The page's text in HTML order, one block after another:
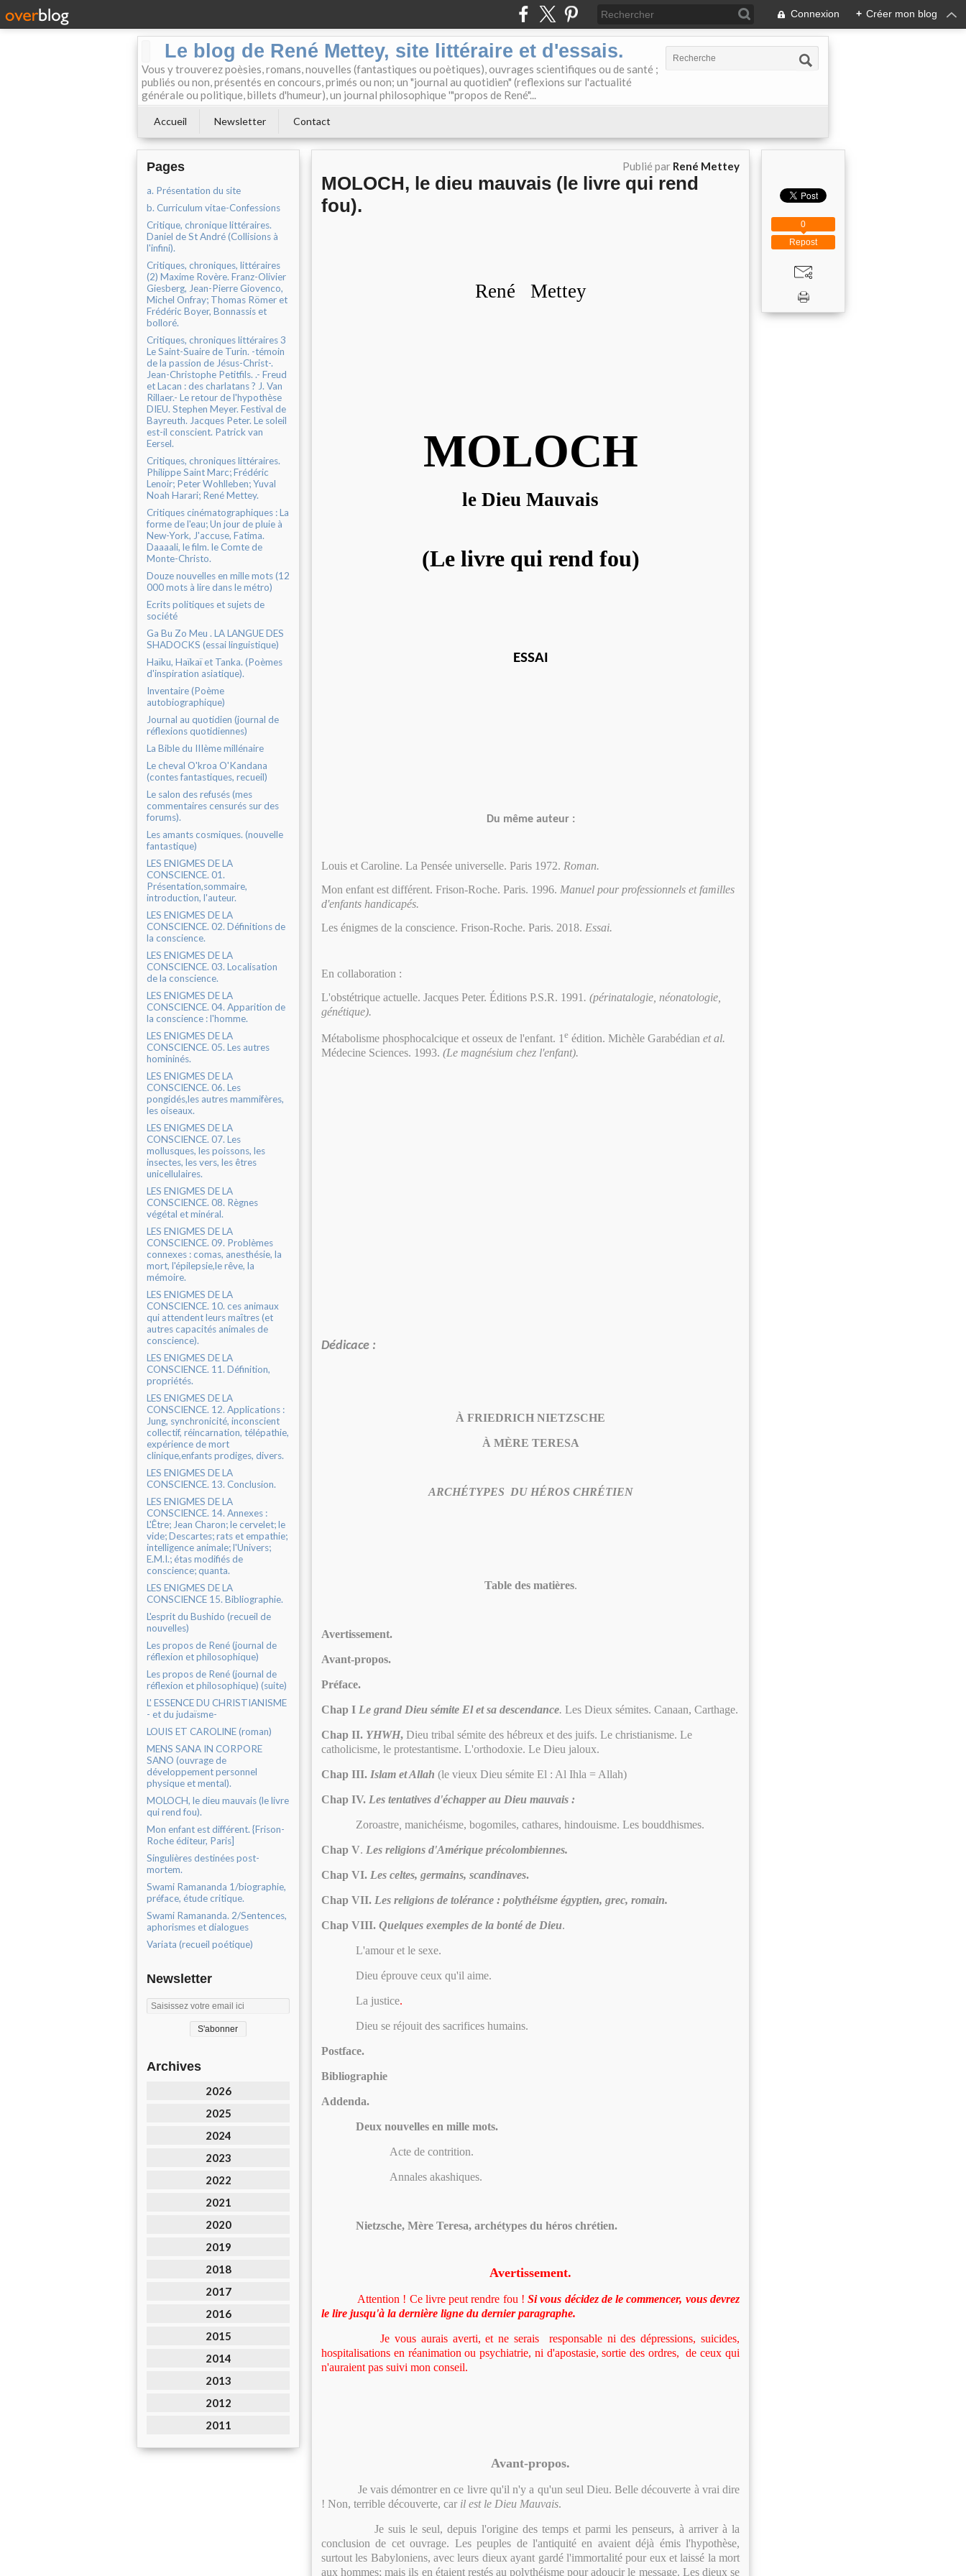
Connexion + Créer mon blog
Le blog de René Mettey, site littéraire et d'essais.
Vous y trouverez poèsies, romans, nouvelles (fantastiques ou poètiques), ouvrages scientifiques ou de santé ;
publiés ou non, présentés en concours, primés ou non; un "journal au quotidien" (reflexions sur l'actualité
générale ou politique, billets d'humeur), un journal philosophique '"propos de René"...
Accueil Newsletter Contact
Pages
a. Présentation du site
b. Curriculum vitae-Confessions
Critique, chronique littéraires.
Daniel de St André (Collisions à
l'infini).
Critiques, chroniques, littéraires
(2) Maxime Rovère. Franz-Olivier
Giesberg, Jean-Pierre Giovenco,
Michel Onfray; Thomas Römer et
Frédéric Boyer, Bonnassis et
bolloré.
Critiques, chroniques littéraires 3
Le Saint-Suaire de Turin. -témoin
de la passion de Jésus-Christ-.
Jean-Christophe Petitfils. .- Freud
et Lacan : des charlatans ? J. Van
Rillaer.- Le retour de l'hypothèse
DIEU. Stephen Meyer. Festival de
Bayreuth. Jacques Peter. Le soleil
est-il conscient. Patrick van
Eersel.
Critiques, chroniques littéraires.
Philippe Saint Marc; Frédéric
Lenoir; Peter Wohlleben; Yuval
Noah Harari; René Mettey.
Critiques cinématographiques : La
forme de l'eau; Un jour de pluie à
New-York, J'accuse, Fatima.
Daaaali, le film. le Comte de
Monte-Christo.
Douze nouvelles en mille mots (12
000 mots à lire dans le métro)
Ecrits politiques et sujets de
société
Ga Bu Zo Meu . LA LANGUE DES
SHADOCKS (essai linguistique)
Haïku, Haïkaï et Tanka. (Poèmes
d'inspiration asiatique).
Inventaire (Poème
autobiographique)
Journal au quotidien (journal de
réflexions quotidiennes)
La Bible du IIIème millénaire
Le cheval O'kroa O'Kandana
(contes fantastiques, recueil)
Le salon des refusés (mes
commentaires censurés sur des
forums).
Les amants cosmiques. (nouvelle
fantastique)
LES ENIGMES DE LA
CONSCIENCE. 01.
Présentation,sommaire,
introduction, l'auteur.
LES ENIGMES DE LA
CONSCIENCE. 02. Définitions de
la conscience.
LES ENIGMES DE LA
CONSCIENCE. 03. Localisation
de la conscience.
LES ENIGMES DE LA
CONSCIENCE. 04. Apparition de
la conscience : l'homme.
LES ENIGMES DE LA
CONSCIENCE. 05. Les autres
homininés.
LES ENIGMES DE LA
CONSCIENCE. 06. Les
pongidés,les autres mammifères,
les oiseaux.
LES ENIGMES DE LA
CONSCIENCE. 07. Les
mollusques, les poissons, les
insectes, les vers, les êtres
unicellulaires.
LES ENIGMES DE LA
CONSCIENCE. 08. Règnes
végétal et minéral.
LES ENIGMES DE LA
CONSCIENCE. 09. Problèmes
connexes : comas, anesthésie, la
mort, l'épilepsie,le rêve, la
mémoire.
LES ENIGMES DE LA
CONSCIENCE. 10. ces animaux
qui attendent leurs maîtres (et
autres capacités animales de
conscience).
LES ENIGMES DE LA
CONSCIENCE. 11. Définition,
propriétés.
LES ENIGMES DE LA
CONSCIENCE. 12. Applications :
Jung, synchronicité, inconscient
collectif, réincarnation, télépathie,
expérience de mort
clinique,enfants prodiges, divers.
LES ENIGMES DE LA
CONSCIENCE. 13. Conclusion.
LES ENIGMES DE LA
CONSCIENCE. 14. Annexes :
L'Être; Jean Charon; le cervelet; le
vide; Descartes; rats et empathie;
intelligence animale; l'Univers;
E.M.I.; étas modifiés de
conscience; quanta.
LES ENIGMES DE LA
CONSCIENCE 15. Bibliographie.
L'esprit du Bushido (recueil de
nouvelles)
Les propos de René (journal de
réflexion et philosophique)
Les propos de René (journal de
réflexion et philosophique) (suite)
L' ESSENCE DU CHRISTIANISME
- et du judaïsme-
LOUIS ET CAROLINE (roman)
MENS SANA IN CORPORE
SANO (ouvrage de
développement personnel
physique et mental).
MOLOCH, le dieu mauvais (le livre
qui rend fou).
Mon enfant est différent. {Frison-
Roche éditeur, Paris]
Singulières destinées post-
mortem.
Swami Ramananda 1/biographie,
préface, étude critique.
Swami Ramananda. 2/Sentences,
aphorismes et dialogues
Variata (recueil poétique)
Newsletter
Archives
2026
2025
2024
2023
2022
2021
2020
2019
2018
2017
2016
2015
2014
2013
2012
2011
Publié par René Mettey
MOLOCH, le dieu mauvais (le livre qui rend
fou).
René Mettey
MOLOCH
le Dieu Mauvais
(Le livre qui rend fou)
ESSAI
Du même auteur :
Louis et Caroline. La Pensée universelle. Paris 1972. Roman.
Mon enfant est différent. Frison-Roche. Paris. 1996. Manuel pour professionnels et familles
d'enfants handicapés.
Les énigmes de la conscience. Frison-Roche. Paris. 2018. Essai.
En collaboration :
L'obstétrique actuelle. Jacques Peter. Éditions P.S.R. 1991 . (périnatalogie, néonatologie,
génétique).
Métabolisme phosphocalcique et osseux de l'enfant. 1 e édition. Michèle Garabédian et al.
Médecine Sciences. 1993. (Le magnésium chez l'enfant).
Dédicace :
À FRIEDRICH NIETZSCHE
À MÈRE TERESA
ARCHÉTYPES DU HÉROS CHRÉTIEN
Table des matières.
Avertissement.
Avant-propos.
Préface.
Chap I Le grand Dieu sémite El et sa descendance. Les Dieux sémites. Canaan, Carthage.
Chap II. YHWH, Dieu tribal sémite des hébreux et des juifs. Le christianisme. Le
catholicisme, le protestantisme. L'orthodoxie. Le Dieu jaloux.
Chap III. Islam et Allah (le vieux Dieu sémite El : Al Ihla = Allah)
Chap IV. Les tentatives d'échapper au Dieu mauvais :
Zoroastre manichéisme, bogomiles, cathares, hindouisme. Les bouddhismes.
Chap V. Les religions d'Amérique précolombiennes.
Chap VI. Les celtes, germains, scandinaves.
Chap VII. Les religions de tolérance : polythéisme égyptien, grec, romain.
Chap VIII. Quelques exemples de la bonté de Dieu.
L'amour et le sexe.
Dieu éprouve ceux qu'il aime.
La justice.
Dieu se réjouit des sacrifices humains.
Postface.
Bibliographie
Addenda.
Deux nouvelles en mille mots.
Acte de contrition.
Annales akashiques.
Nietzsche, Mère Teresa, archétypes du héros chrétien.
Avertissement.
Attention ! Ce livre peut rendre fou ! Si vous décidez de le commencer, vous devrez
le lire jusqu'à la dernière ligne du dernier paragraphe.
Je vous aurais averti, et ne serais responsable ni des dépressions, suicides,
hospitalisations en réanimation ou psychiatrie, ni d'apostasie, sortie des ordres, de ceux qui
n'auraient pas suivi mon conseil.
Avant-propos.
Je vais démontrer en ce livre qu'il n'y a qu'un seul Dieu. Belle découverte à vrai dire
! Non, terrible découverte, car il est le Dieu Mauvais.
Je suis le seul, depuis l'origine des temps et parmi les penseurs, à arriver à la
conclusion de cet ouvrage. Les peuples de l'antiquité en avaient déjà émis l'hypothèse,
surtout les Babyloniens, avec leurs dieux ayant gardé l'immortalité pour eux et laissé la mort
aux hommes; mais ils en étaient restés au polythéisme pour adoucir le message. Les dieux se
Repost
0